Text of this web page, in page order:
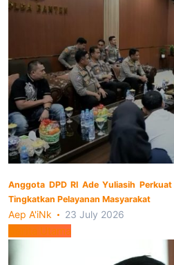
Anggota DPD RI Ade Yuliasih
Tingkatkan Pelayanan Masyarakat
Aep A'iNk 23 July 2026
Berita Utama